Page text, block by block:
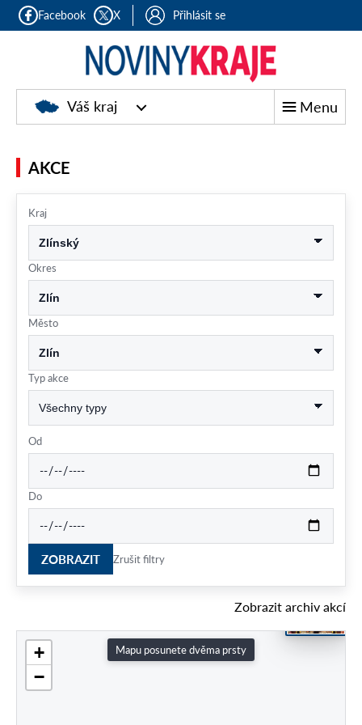
Facebook X Přihlásit se
Noviny
kraje
Váš kraj Menu
AKCE
Kraj
Okres
Město
Typ akce
Od
Do
ZOBRAZIT Zrušit filtry
Zobrazit archiv akcí
+
−
Mapu posunete dvěma prsty